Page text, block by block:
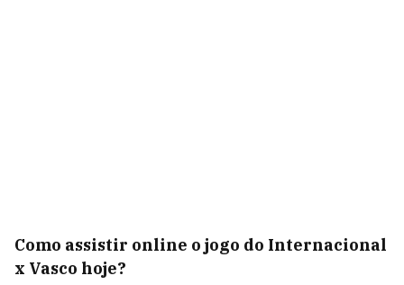
Como assistir online o jogo do Internacional
x Vasco hoje?